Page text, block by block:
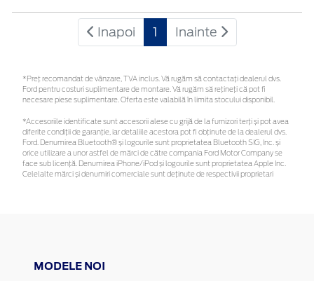
Inapoi 1 Inainte
*Preţ recomandat de vânzare, TVA inclus. Vă rugăm să contactaţi dealerul dvs.
Ford pentru costuri suplimentare de montare. Vă rugăm să rețineți că pot fi
necesare piese suplimentare. Oferta este valabilă în limita stocului disponibil.
*Accesoriile identificate sunt accesorii alese cu grijă de la furnizori terți și pot avea
diferite condiții de garanție, iar detaliile acestora pot fi obținute de la dealerul dvs.
Ford. Denumirea Bluetooth® și logourile sunt proprietatea Bluetooth SIG, Inc. și
orice utilizare a unor astfel de mărci de către compania Ford Motor Company se
face sub licență. Denumirea iPhone/iPod și logourile sunt proprietatea Apple Inc.
Celelalte mărci și denumiri comerciale sunt deținute de respectivii proprietari
MODELE NOI